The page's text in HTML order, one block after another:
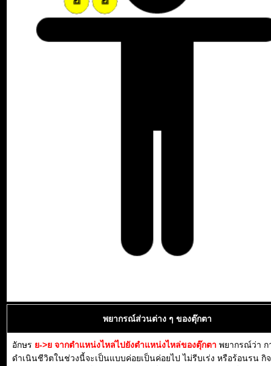
พยากรณ์ส่วนต่าง ๆ ของตุ๊กตา
อักษร ย->ย จากตำแหน่งไหล่ไปยังตำแหน่งไหล่ของตุ๊กตา พยากรณ์ว่า ก
ดำเนินชีวิตในช่วงนี้จะเป็นแบบค่อยเป็นค่อยไป ไม่รีบเร่ง หรือร้อนรน กิ